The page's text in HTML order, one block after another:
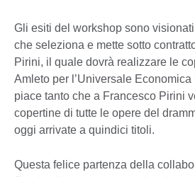
Gli esiti del workshop sono visionati
che seleziona e mette sotto
Pirini, il quale dovrà realizzare le
Amleto per l’Universale
piace tanto che a Francesco Pirini
copertine di tutte le opere del
oggi arrivate a quindici titoli.
Questa felice partenza della